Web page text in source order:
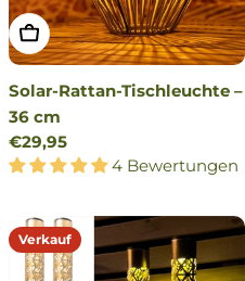
IN DEN WARENKORB
Solar-Rattan-Tischleuchte –
36 cm
Regulärer
Preis
€29,95
4 Bewertungen
Verkauf